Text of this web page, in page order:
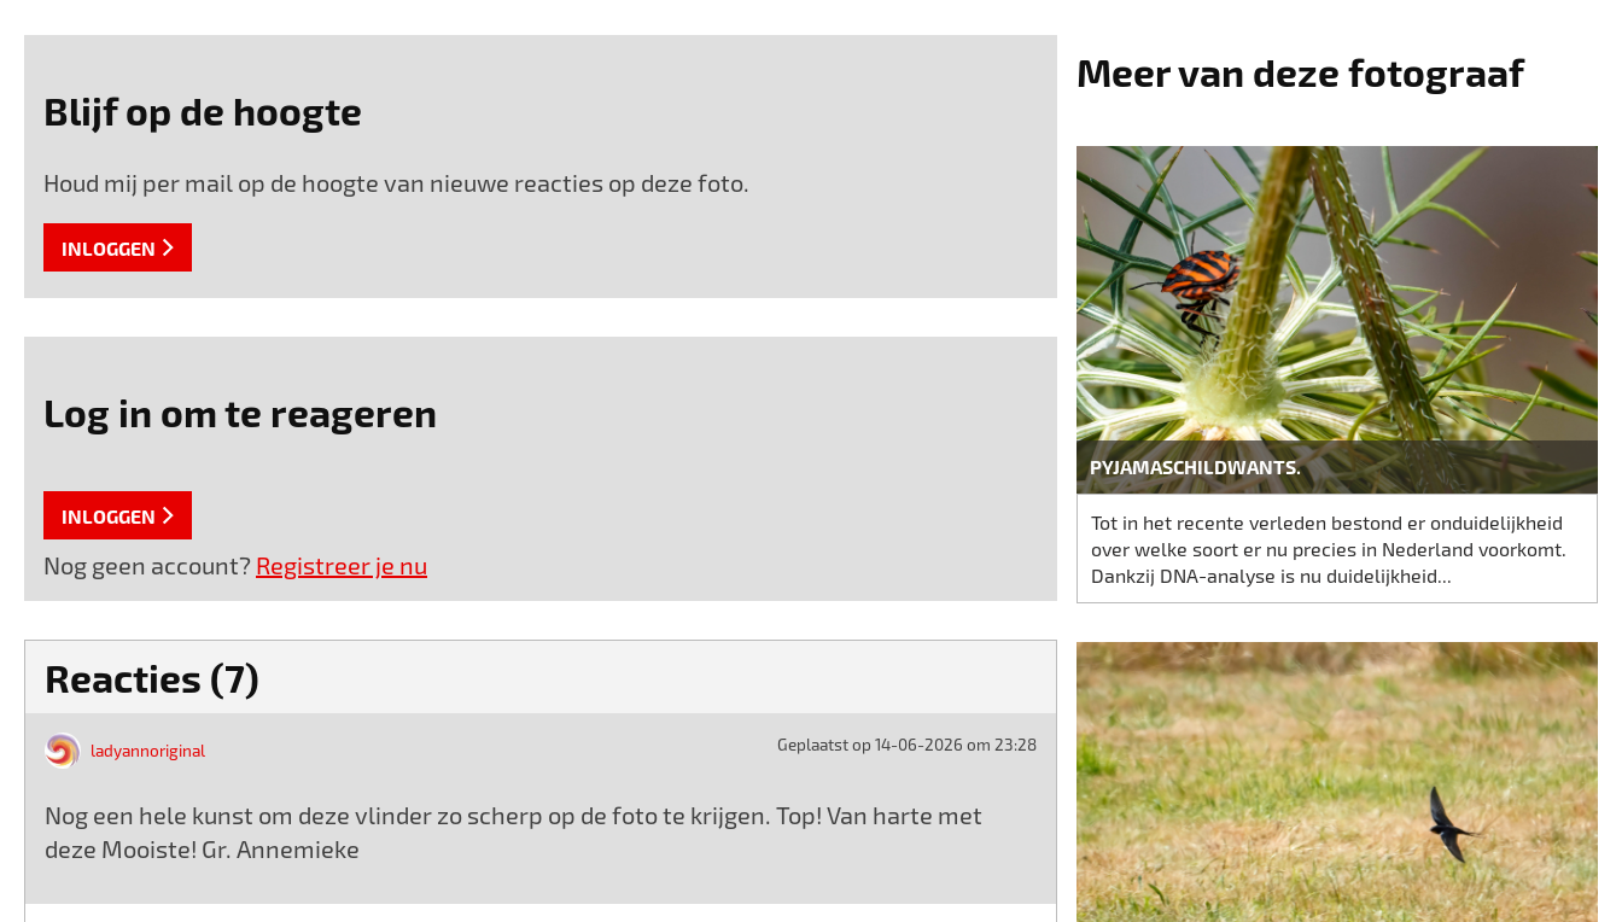
Blijf op de hoogte
Houd mij per mail op de hoogte van nieuwe reacties op deze foto.
INLOGGEN
Log in om te reageren
INLOGGEN
Nog geen account? Registreer je nu
Reacties (7)
ladyannoriginal Geplaatst op 14-06-2026 om 23:28
Nog een hele kunst om deze vlinder zo scherp op de foto te krijgen. Top! Van harte met
deze Mooiste! Gr. Annemieke
Meer van deze fotograaf
PYJAMASCHILDWANTS.
Tot in het recente verleden bestond er onduidelijkheid
over welke soort er nu precies in Nederland voorkomt.
Dankzij DNA-analyse is nu duidelijkheid...